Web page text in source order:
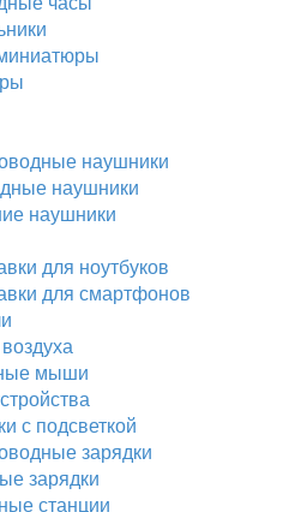
наушники
наушники
наушники
для ноутбуков
для смартфонов
мыши
с подсветкой
зарядки
зарядки
станции